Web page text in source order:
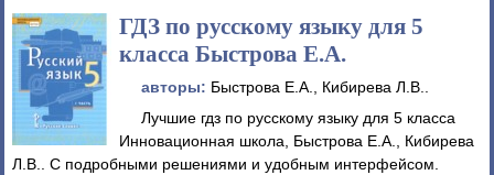
ГДЗ по русскому языку для 5
класса Быстрова Е.А.
авторы: Быстрова Е.А., Кибирева Л.В..
Лучшие гдз по русскому языку для 5 класса
Инновационная школа, Быстрова Е.А., Кибирева
Л.В.. С подробными решениями и удобным интерфейсом.